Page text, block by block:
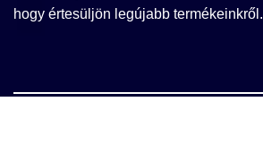
hogy értesüljön legújabb termékeinkről.